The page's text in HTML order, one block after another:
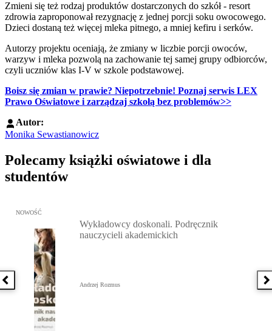
Zmieni się też rodzaj produktów dostarczonych do szkół - resort
zdrowia zaproponował rezygnację z jednej porcji soku owocowego.
Dzieci dostaną też więcej mleka pitnego, a mniej kefiru i serków.
Autorzy projektu oceniają, że zmiany w liczbie porcji owoców,
warzyw i mleka pozwolą na zachowanie tej samej grupy odbiorców,
czyli uczniów klas I-V w szkole podstawowej.
Boisz się zmian w prawie? Niepotrzebnie! Poznaj serwis LEX
Prawo Oświatowe i zarządzaj szkołą bez problemów>>
Autor:
Monika Sewastianowicz
Polecamy książki oświatowe i dla
studentów
Poprzednia książka
Przejdź do: Wykładowcy doskonali. Podręcznik nauczycieli
NOWOŚĆ
Wykładowcy doskonali. Podręcznik
nauczycieli akademickich
Andrzej Rozmus